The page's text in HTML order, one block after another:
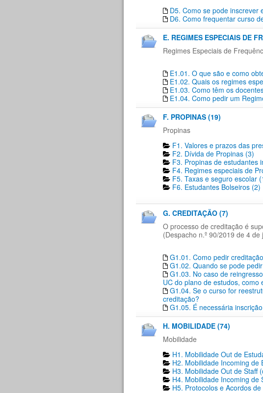
D5. Como se pode inscrever
D6. Como frequentar curso
E. REGIMES ESPECIAIS DE
Regimes Especiais de
E1.01. O que são e como
E1.02. Quais os regimes
E1.03. Como têm os
E1.04. Como pedir um
F. PROPINAS (19)
Propinas
F1. Valores e prazos das
F2. Dívida de Propinas (3)
F3. Propinas de estudantes
F4. Regimes especiais de
F5. Taxas e seguro escolar
F6. Estudantes Bolseiros (2)
G. CREDITAÇÃO (7)
O processo de creditação é
(Despacho n.º 90/2019 de 4 de
G1.01. Como pedir
G1.02. Quando se pode
G1.03. No caso de
UC do plano de estudos,
G1.04. Se o curso for
creditação?
G1.05. É necessária
H. MOBILIDADE (74)
Mobilidade
H1. Mobilidade Out de
H2. Mobilidade Incoming de
H3. Mobilidade Out de Staff
H4. Mobilidade Incoming
H5. Protocolos e Acordos